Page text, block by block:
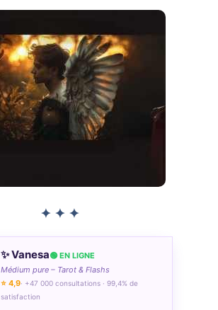
✦ ✦ ✦
✨ Vanesa🟢 EN LIGNE
Médium pure – Tarot & Flashs
⭐ 4,9· +47 000 consultations · 99,4% de
satisfaction